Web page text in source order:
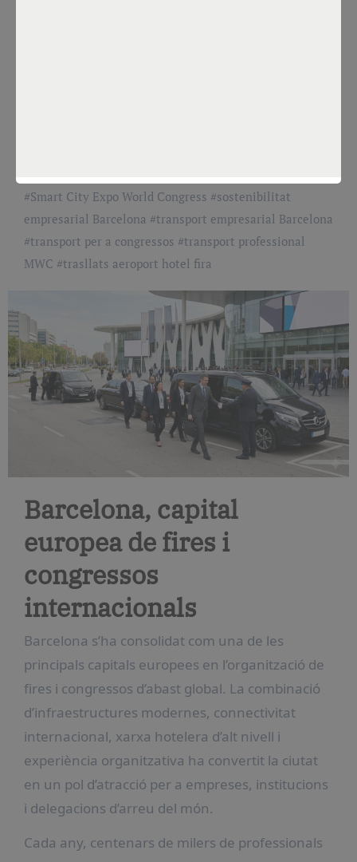
#Smart City Expo World Congress #sostenibilitat
empresarial Barcelona #transport empresarial Barcelona
#transport per a congressos #transport professional
MWC #trasllats aeroport hotel fira
Barcelona, capital
europea de fires i
congressos
internacionals
Barcelona s’ha consolidat com una de les
principals capitals europees en l’organització de
fires i congressos d’abast global. La combinació
d’infraestructures modernes, connectivitat
internacional, xarxa hotelera d’alt nivell i
experiència organitzativa ha convertit la ciutat
en un pol d’atracció per a empreses, institucions
i delegacions d’arreu del món.
Cada any, centenars de milers de professionals